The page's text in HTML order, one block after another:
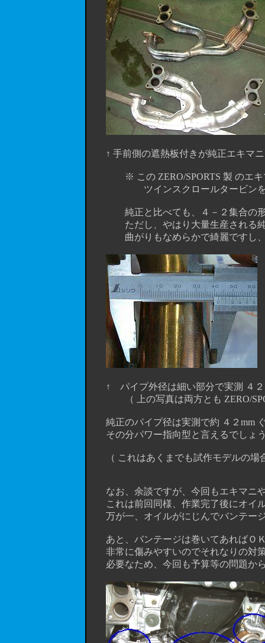
↑ 手前側の遮熱板付きが純正エキマニ
※ この ZERO/SPORTS 製 のエキマ
ツインスクロールタービンを載せ
純正と比べても、４－２集合の形
ただし、やはり大量生産される純正
曲がりもなめらかで綺麗ですし、集
↑ パイプ外径は細い部分で実測 ４２
（ 上の写真は両方とも ZERO/
純正のパイプ径は実測で約 ４２mm ぐ
その分パワー指向型と言えるでしょ
（ これはあくまでも試作モデルの場
なお、余談ですが、今回もエキマニや
これは前回同様、作業完了後にオイル
万が一、オイルがにじんでバンテージ
あと、バンテージは巻いてあればＯＫ
非常に傷みやすいのでそれなりの対策
必要なため、今回も予算等の問題から